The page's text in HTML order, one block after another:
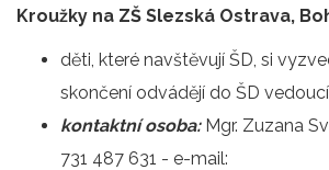
Kroužky na ZŠ Slezská Ostrava,
děti, které navštěvují ŠD, si
skončení odvádějí do ŠD
kontaktní osoba:Mgr. Zuzana
731 487 631 - e-mail: